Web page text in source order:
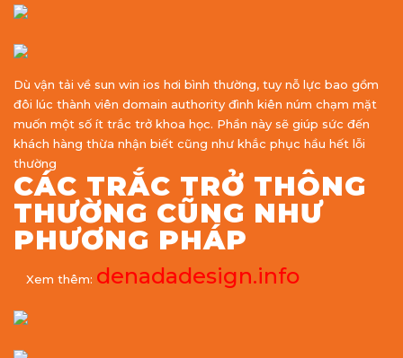
Dù vận tải về sun win ios hơi bình thường, tuy nỗ lực bao gồm
đôi lúc thành viên domain authority đình kiên núm chạm mặt
muốn một số ít trắc trở khoa học. Phần này sẽ giúp sức đến
khách hàng thừa nhận biết cũng như khắc phục hầu hết lỗi
thường
CÁC TRẮC TRỞ THÔNG
THƯỜNG CŨNG NHƯ
PHƯƠNG PHÁP
Xem thêm: denadadesign.info